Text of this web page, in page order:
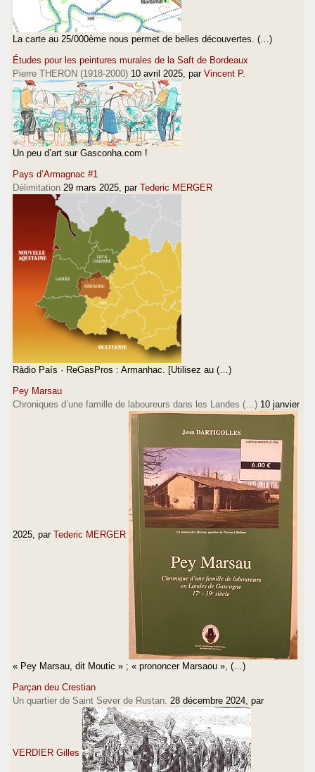
La carte au 25/000ème nous permet de belles découvertes. (…)
Études pour les peintures murales de la Saft de Bordeaux
Pierre THERON (1918-2000) 10 avril 2025 , par Vincent P.
Un peu d’art sur Gasconha.com !
Pays d’Armagnac #1
Délimitation 29 mars 2025 , par Tederic MERGER
Ràdio País · ReGasPros : Armanhac. [Utilisez au (…)
Pey Marsau
Chroniques d’une famille de laboureurs dans les Landes (…) 10 janvier
2025 , par Tederic MERGER
« Pey Marsau, dit Moutic » ; « prononcer Marsaou », (…)
Parçan deu Crestian
Un quartier de Saint Sever de Rustan. 28 décembre 2024 , par
VERDIER Gilles